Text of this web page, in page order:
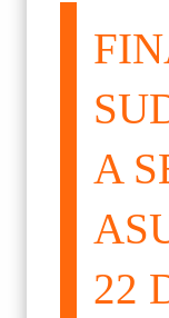
A
22